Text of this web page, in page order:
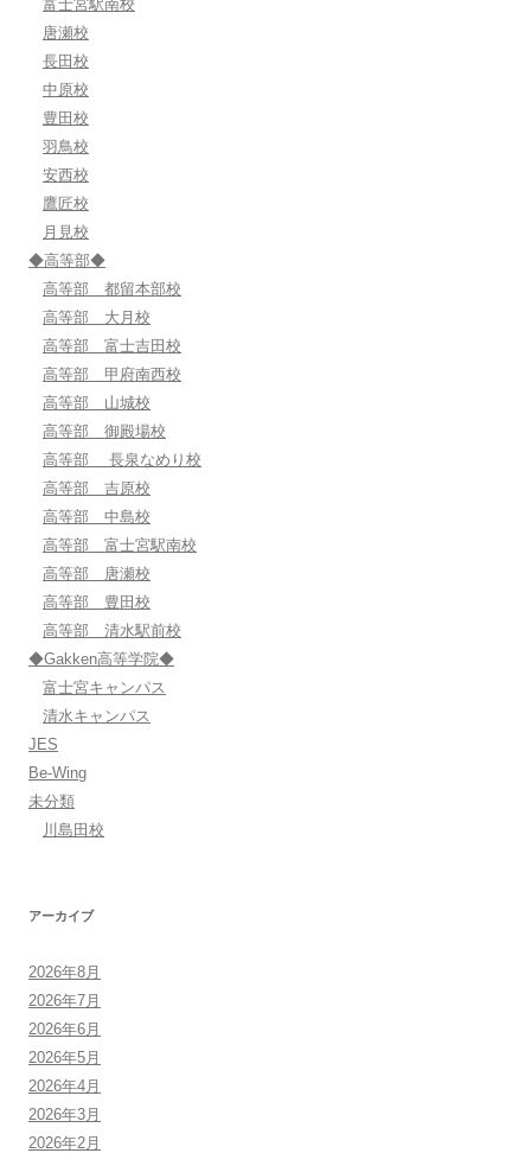
富士宮駅南校
唐瀬校
長田校
中原校
豊田校
羽鳥校
安西校
鷹匠校
月見校
◆高等部◆
高等部 都留本部校
高等部 大月校
高等部 富士吉田校
高等部 甲府南西校
高等部 山城校
高等部 御殿場校
高等部 長泉なめり校
高等部 吉原校
高等部 中島校
高等部 富士宮駅南校
高等部 唐瀬校
高等部 豊田校
高等部 清水駅前校
◆Gakken高等学院◆
富士宮キャンパス
清水キャンパス
JES
Be-Wing
未分類
川島田校
アーカイブ
2026年8月
2026年7月
2026年6月
2026年5月
2026年4月
2026年3月
2026年2月